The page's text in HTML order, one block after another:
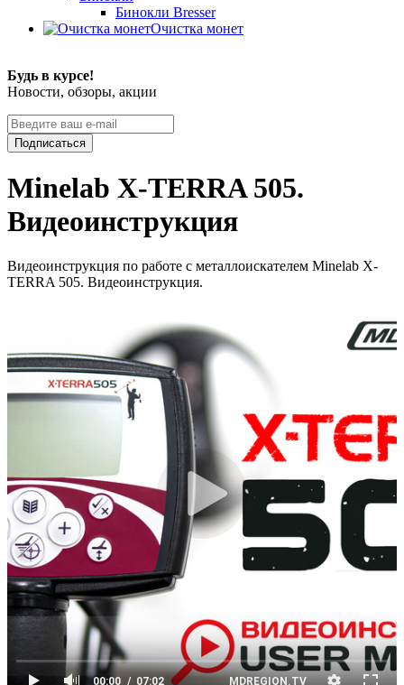
Бинокли Bresser
Очистка монет
Будь в курсе!
Новости, обзоры, акции
Подписаться
Minelab X-TERRA 505.
Видеоинструкция
Видеоинструкция по работе с металлоискателем Minelab X-
TERRA 505. Видеоинструкция.